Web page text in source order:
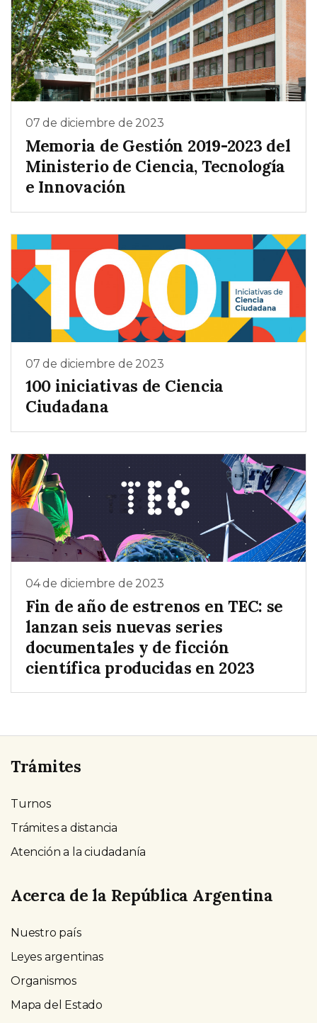
07 de diciembre de 2023
Memoria de Gestión 2019-2023 del
Ministerio de Ciencia, Tecnología
e Innovación
07 de diciembre de 2023
100 iniciativas de Ciencia
Ciudadana
04 de diciembre de 2023
Fin de año de estrenos en TEC: se
lanzan seis nuevas series
documentales y de ficción
científica producidas en 2023
Trámites
Turnos
Trámites a distancia
Atención a la ciudadanía
Acerca de la República Argentina
Nuestro país
Leyes argentinas
Organismos
Mapa del Estado